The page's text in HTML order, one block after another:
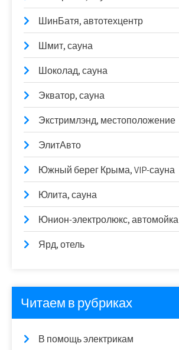
ШинБатя, автотехцентр
Шмит, сауна
Шоколад, сауна
Экватор, сауна
Экстримлэнд, местоположение
ЭлитАвто
Южный берег Крыма, VIP-сауна
Юлита, сауна
Юнион-электролюкс, автомойка
Ярд, отель
Читаем в рубриках
В помощь электрикам